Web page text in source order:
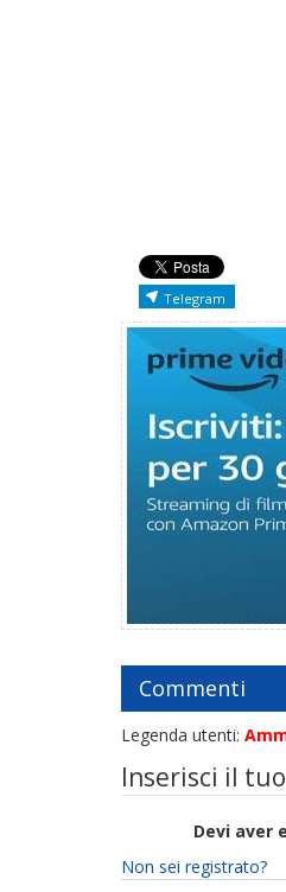
Telegram
Commenti
Legenda utenti:
Inserisci il
Devi aver
Non sei registrato?